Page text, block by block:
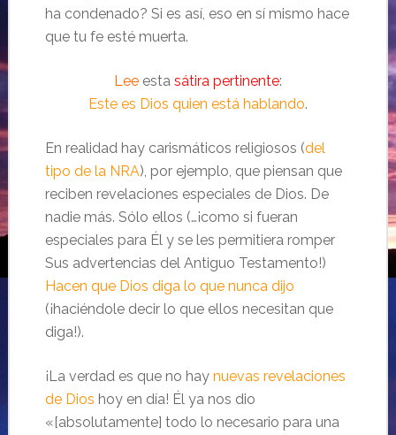
ha condenado? Si es así, eso en sí mismo hace
que tu fe esté muerta.
Leeesta sátira pertinente:
Este es Dios quien está hablando.
En realidad hay carismáticos religiosos (del
tipo de la NRA), por ejemplo, que piensan que
reciben revelaciones especiales de Dios. De
nadie más. Sólo ellos (…¡como si fueran
especiales para Él y se les permitiera romper
Sus advertencias del Antiguo Testamento!)
Hacen que Dios diga lo que nunca dijo
(¡haciéndole decir lo que ellos necesitan que
diga!).
¡La verdad es que no hay nuevas revelaciones
de Dios hoy en día! Él ya nos dio
«[absolutamente] todo lo necesario para una